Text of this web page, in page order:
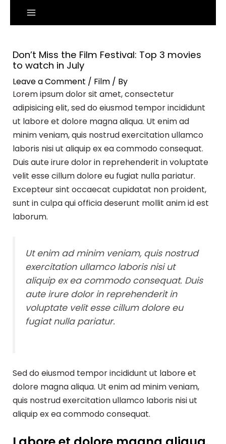
MAIN
Don’t Miss the Film Festival: Top 3 movies
to watch in July
Leave a Comment / Film/ By
Lorem ipsum dolor sit amet, consectetur
adipisicing elit, sed do eiusmod tempor incididunt
ut labore et dolore magna aliqua. Ut enim ad
minim veniam, quis nostrud exercitation ullamco
laboris nisi ut aliquip ex ea commodo consequat.
Duis aute irure dolor in reprehenderit in voluptate
velit esse cillum dolore eu fugiat nulla pariatur.
Excepteur sint occaecat cupidatat non proident,
sunt in culpa qui officia deserunt mollit anim id est
laborum.
Ut enim ad minim veniam, quis nostrud
exercitation ullamco laboris nisi ut
aliquip ex ea commodo consequat. Duis
aute irure dolor in reprehenderit in
voluptate velit esse cillum dolore eu
fugiat nulla pariatur.
Sed do eiusmod tempor incididunt ut labore et
dolore magna aliqua. Ut enim ad minim veniam,
quis nostrud exercitation ullamco laboris nisi ut
aliquip ex ea commodo consequat.